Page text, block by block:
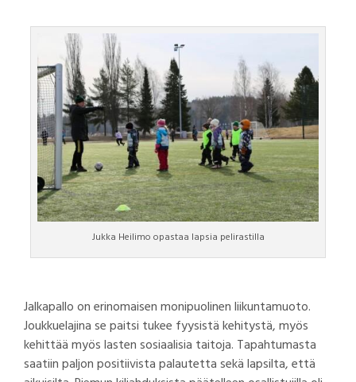
Jukka Heilimo opastaa lapsia pelirastilla
Jalkapallo on erinomaisen monipuolinen liikuntamuoto.
Joukkuelajina se paitsi tukee fyysistä kehitystä, myös
kehittää myös lasten sosiaalisia taitoja. Tapahtumasta
saatiin paljon positiivista palautetta sekä lapsilta, että